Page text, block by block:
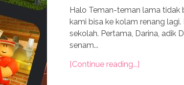
Halo Teman-teman lama tidak
kami bisa ke kolam renang
sekolah. Pertama, Darina, adik
senam...
[Continue reading...]